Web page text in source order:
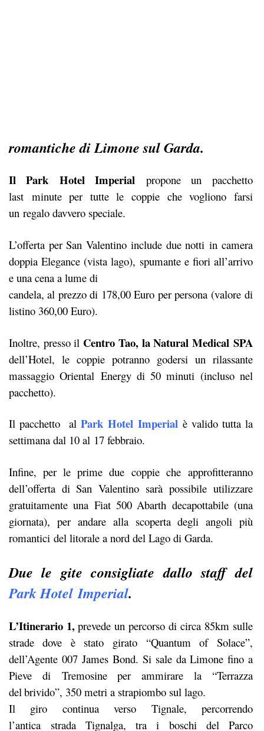
romantiche di Limone sul Garda.
Il Park Hotel Imperial propone un pacchetto
last minute per tutte le coppie che vogliono farsi
un regalo davvero speciale.
L’offerta per San Valentino include due notti in camera
doppia Elegance (vista lago), spumante e fiori all’arrivo
e una cena a lume di
candela, al prezzo di 178,00 Euro per persona (valore di
listino 360,00 Euro).
Inoltre, presso il Centro Tao, la Natural Medical SPA
dell’Hotel, le coppie potranno godersi un rilassante
massaggio Oriental Energy di 50 minuti (incluso nel
pacchetto).
Il pacchetto alPark Hotel Imperial è valido tutta la
settimana dal 10 al 17 febbraio.
Infine, per le prime due coppie che approfitteranno
dell’offerta di San Valentino sarà possibile utilizzare
gratuitamente una Fiat 500 Abarth decapottabile (una
giornata), per andare alla scoperta degli angoli più
romantici del litorale a nord del Lago di Garda.
Due le gite consigliate dallo staff del
Park Hotel Imperial.
L’Itinerario 1,prevede un percorso di circa 85km sulle
strade dove è stato girato “Quantum of Solace”,
dell’Agente 007 James Bond. Si sale da Limone fino a
Pieve di Tremosine per ammirare la “Terrazza
delbrivido”, 350 metri a strapiombo sul lago.
Il giro continua verso Tignale, percorrendo
l’antica strada Tignalga, tra i boschi del Parco